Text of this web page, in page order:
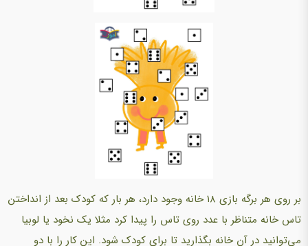
بر روی هر برگه بازی ۱۸ خانه وجود دارد، هر بار که کودک بعد از انداختن
تاس خانه متناظر با عدد روی تاس را پیدا کرد مثلا یک نخود یا لوبیا
می‌توانید در آن خانه بگذارید تا برای کودک شود. این کار را با دو